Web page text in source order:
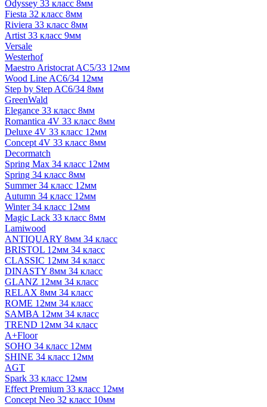
Odyssey 33 класс 8мм
Fiesta 32 класс 8мм
Riviera 33 класс 8мм
Artist 33 класс 9мм
Versale
Westerhof
Maestro Aristocrat AC5/33 12мм
Wood Line AC6/34 12мм
Step by Step AC6/34 8мм
GreenWald
Elegance 33 класс 8мм
Romantica 4V 33 класс 8мм
Deluxe 4V 33 класс 12мм
Concept 4V 33 класс 8мм
Decormatch
Spring Max 34 класс 12мм
Spring 34 класс 8мм
Summer 34 класс 12мм
Autumn 34 класс 12мм
Winter 34 класс 12мм
Magic Lack 33 класс 8мм
Lamiwood
ANTIQUARY 8мм 34 класс
BRISTOL 12мм 34 класс
CLASSIC 12мм 34 класс
DINASTY 8мм 34 класс
GLANZ 12мм 34 класс
RELAX 8мм 34 класс
ROME 12мм 34 класс
SAMBA 12мм 34 класс
TREND 12мм 34 класс
A+Floor
SOHO 34 класс 12мм
SHINE 34 класс 12мм
AGT
Spark 33 класс 12мм
Effect Premium 33 класс 12мм
Concept Neo 32 класс 10мм